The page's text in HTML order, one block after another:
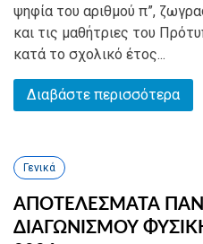
ψηφία του αριθμού π”,
και τις μαθήτριες του
κατά το σχολικό έτος...
Διαβάστε περισσότερα
Γενικά
ΑΠΟΤΕΛΕΣΜΑΤΑ
ΔΙΑΓΩΝΙΣΜΟΥ